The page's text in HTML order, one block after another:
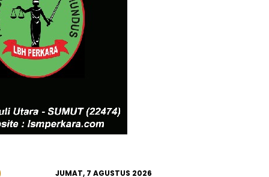
JUMAT, 7 AGUSTUS 2026